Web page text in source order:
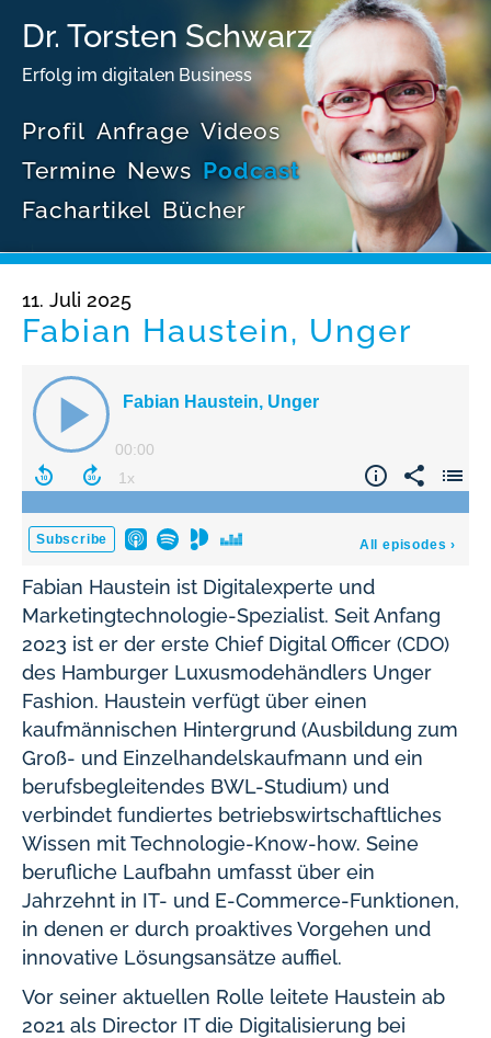
Dr. Torsten Schwarz
Erfolg im digitalen Business
Profil Anfrage Videos
Termine News Podcast
Fachartikel Bücher
11. Juli 2025
Fabian Haustein, Unger
Fabian Haustein ist Digitalexperte und
Marketingtechnologie-Spezialist. Seit Anfang
2023 ist er der erste Chief Digital Officer (CDO)
des Hamburger Luxusmodehändlers Unger
Fashion. Haustein verfügt über einen
kaufmännischen Hintergrund (Ausbildung zum
Groß- und Einzelhandelskaufmann und ein
berufsbegleitendes BWL-Studium) und
verbindet fundiertes betriebswirtschaftliches
Wissen mit Technologie-Know-how. Seine
berufliche Laufbahn umfasst über ein
Jahrzehnt in IT- und E-Commerce-Funktionen,
in denen er durch proaktives Vorgehen und
innovative Lösungsansätze auffiel.
Vor seiner aktuellen Rolle leitete Haustein ab
2021 als Director IT die Digitalisierung bei